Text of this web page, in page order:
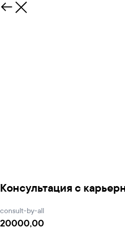
Консультация с
consult-by-all
20000,00